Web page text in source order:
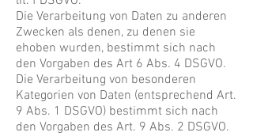
Die Verarbeitung von Daten zu anderen
Zwecken als denen, zu denen sie
ehoben wurden, bestimmt sich nach
den Vorgaben des Art 6 Abs. 4 DSGVO.
Die Verarbeitung von besonderen
Kategorien von Daten (entsprechend Art.
9 Abs. 1 DSGVO) bestimmt sich nach
den Vorgaben des Art. 9 Abs. 2 DSGVO.